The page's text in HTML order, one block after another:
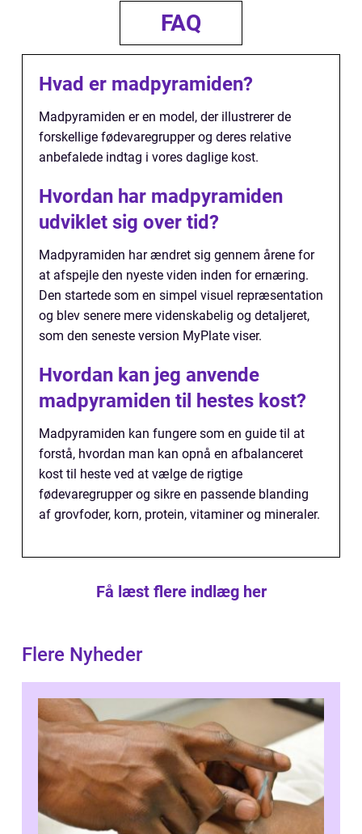
FAQ
Hvad er madpyramiden?
Madpyramiden er en model, der illustrerer de
forskellige fødevaregrupper og deres relative
anbefalede indtag i vores daglige kost.
Hvordan har madpyramiden
udviklet sig over tid?
Madpyramiden har ændret sig gennem årene for
at afspejle den nyeste viden inden for ernæring.
Den startede som en simpel visuel repræsentation
og blev senere mere videnskabelig og detaljeret,
som den seneste version MyPlate viser.
Hvordan kan jeg anvende
madpyramiden til hestes kost?
Madpyramiden kan fungere som en guide til at
forstå, hvordan man kan opnå en afbalanceret
kost til heste ved at vælge de rigtige
fødevaregrupper og sikre en passende blanding
af grovfoder, korn, protein, vitaminer og mineraler.
Få læst flere indlæg her
Flere Nyheder